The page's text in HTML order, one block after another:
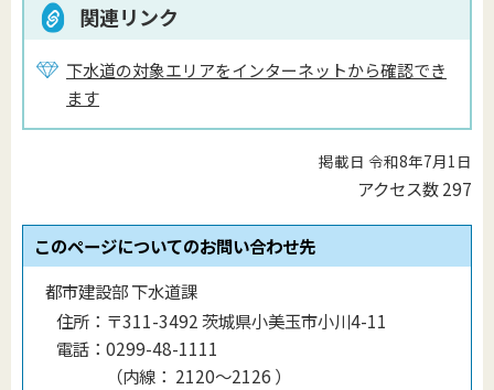
関連リンク
下水道の対象エリアをインターネットから確認でき
ます
掲載日 令和8年7月1日
アクセス数297
このページについてのお問い合わせ先
都市建設部 下水道課
住所： 〒311-3492 茨城県小美玉市小川4-11
電話： 0299-48-1111
（内線 ： 2120〜2126 ）